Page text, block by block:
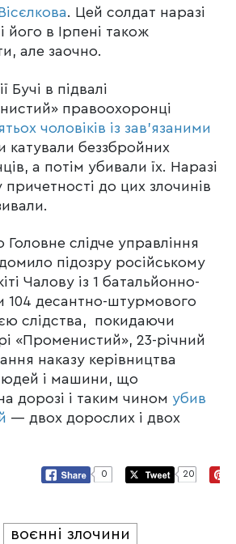
. Цей солдат наразі
його в Ірпені також
але заочно.
Бучі в підвалі
правоохоронці
чоловіків із зав’язаними
катували беззбройних
а потім убивали їх. Наразі
до цих злочинів
Головне слідче управління
підозру російському
Чалову із 1 батальйонно-
104 десантно-штурмового
слідства, покидаючи
«Променистий», 23-річний
наказу керівництва
і машини, що
дорозі і таким чином убив
— двох дорослих і двох
0 20
воєнні злочини